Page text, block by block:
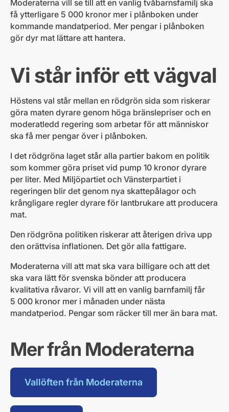
Moderaterna vill se till att en vanlig tvåbarnsfamilj ska
få ytterligare 5 000 kronor mer i plånboken under
kommande mandatperiod. Mer pengar i plånboken
gör dyr mat lättare att hantera.
Vi står inför ett vägval
Höstens val står mellan en rödgrön sida som riskerar
göra maten dyrare genom höga bränslepriser och en
moderatledd regering som arbetar för att människor
ska få mer pengar över i plånboken.
I det rödgröna laget står alla partier bakom en politik
som kommer göra priset vid pump 10 kronor dyrare
per liter. Med Miljöpartiet och Vänsterpartiet i
regeringen blir det genom nya skattepålagor och
krångligare regler dyrare för lantbrukare att producera
mat.
Den rödgröna politiken riskerar att återigen driva upp
den orättvisa inflationen. Det gör alla fattigare.
Moderaterna vill att mat ska vara billigare och att det
ska vara lätt för svenska bönder att producera
kvalitativa råvaror. Vi vill att en vanlig barnfamilj får
5 000 kronor mer i månaden under nästa
mandatperiod. Pengar som räcker till mer än bara mat.
Mer från Moderaterna
Vallöften från Moderaterna